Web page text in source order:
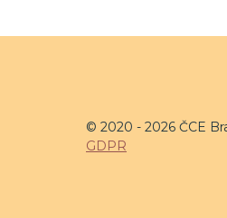
© 2020 - 2026 ČCE
GDPR